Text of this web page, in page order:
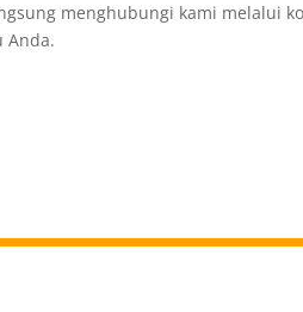
menghubungi kami melalui
Anda.